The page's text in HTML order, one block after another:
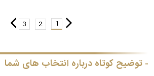
1
2
3
توضیح کوتاه درباره انتخاب های شما